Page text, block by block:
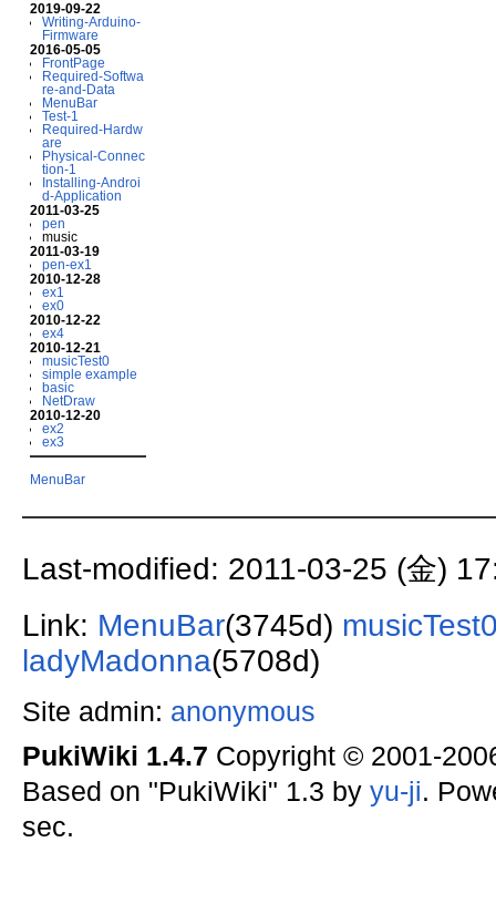
2019-09-22
Writing-Arduino-
Firmware
2016-05-05
FrontPage
Required-Softwa
re-and-Data
MenuBar
Test-1
Required-Hardw
are
Physical-Connec
tion-1
Installing-Androi
d-Application
2011-03-25
pen
music
2011-03-19
pen-ex1
2010-12-28
ex1
ex0
2010-12-22
ex4
2010-12-21
musicTest0
simple example
basic
NetDraw
2010-12-20
ex2
ex3
MenuBar
Last-modified: 2011-03-25 (金)
Link: MenuBar(3745d)
ladyMadonna(5708d)
Site admin: anonymous
PukiWiki 1.4.7 Copyright © 2001-
Based on "PukiWiki" 1.3 by yu-ji.
sec.